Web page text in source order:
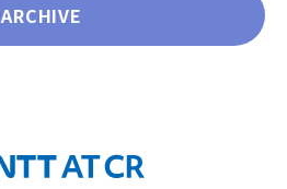
ARCHIVE